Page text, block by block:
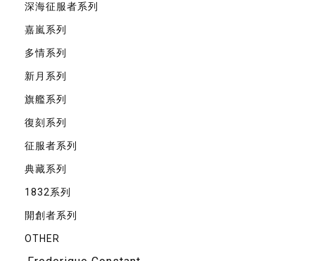
深海征服者系列
嘉嵐系列
多情系列
新月系列
旗艦系列
復刻系列
征服者系列
典藏系列
1832系列
開創者系列
OTHER